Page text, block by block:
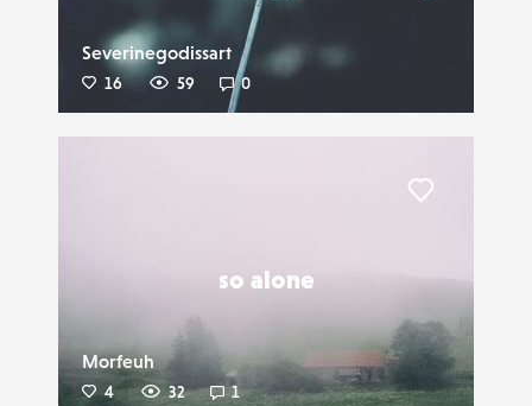
Severinegodissart
16 59 0
so alone
Morfeuh
4 32 1